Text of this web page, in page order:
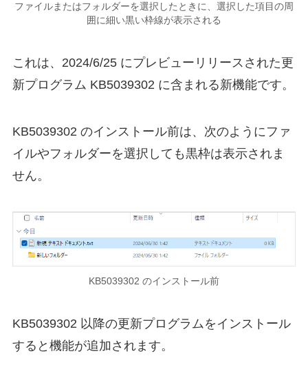
ファイルまたはフォルダーを選択したときに、選択した項目の周
囲に細い黒い枠線が表示される
これは、2024/6/25 にプレビューリリースされた更
新プログラム KB5039302 に含まれる新機能です。
KB5039302 のインストール前は、次のようにファ
イルやフォルダーを選択しても黒枠は表示されま
せん。
KB5039302 のインストール前
KB5039302 以降の更新プログラムをインストール
すると機能が追加されます。